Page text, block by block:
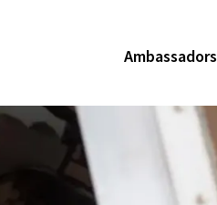
Ambassadors